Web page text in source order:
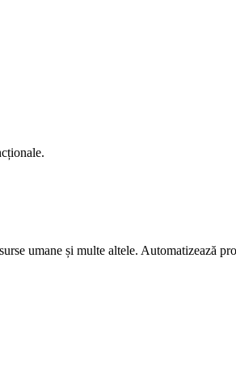
umane și multe altele. Automatizează